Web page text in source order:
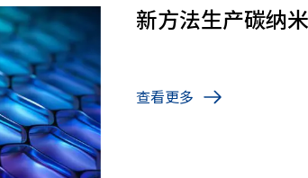
新方法生产碳纳
查看更多